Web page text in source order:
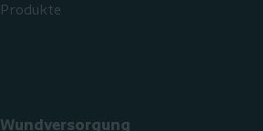
Produkte
Wundversorgung